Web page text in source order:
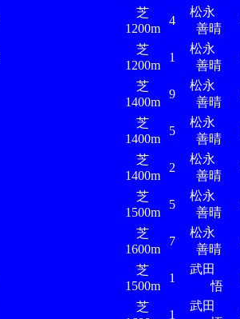
芝
1200m
4
松永
善晴
芝
1200m
1
松永
善晴
芝
1400m
9
松永
善晴
芝
1400m
5
松永
善晴
芝
1400m
2
松永
善晴
芝
1500m
5
松永
善晴
芝
1600m
7
松永
善晴
芝
1500m
1
武田
悟
芝
1
武田